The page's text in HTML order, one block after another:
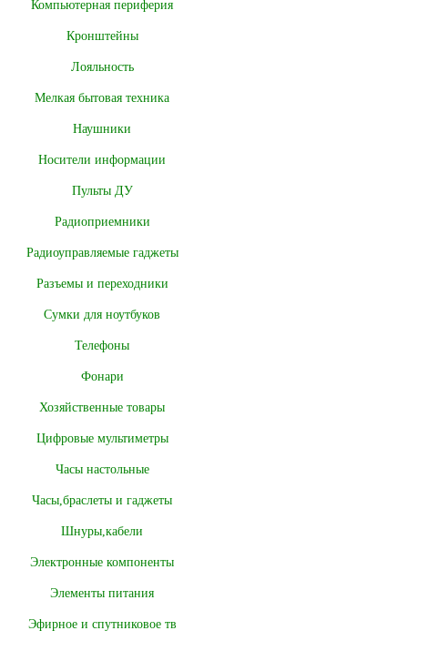
Компьютерная периферия
Кронштейны
Лояльность
Мелкая бытовая техника
Наушники
Носители информации
Пульты ДУ
Радиоприемники
Радиоуправляемые гаджеты
Разъемы и переходники
Сумки для ноутбуков
Телефоны
Фонари
Хозяйственные товары
Цифровые мультиметры
Часы настольные
Часы,браслеты и гаджеты
Шнуры,кабели
Электронные компоненты
Элементы питания
Эфирное и спутниковое тв